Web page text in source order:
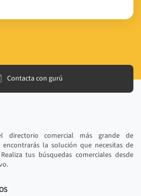
Contacta con gurú
directorio comercial más grande de
la solución que necesitas de
tus búsquedas comerciales desde